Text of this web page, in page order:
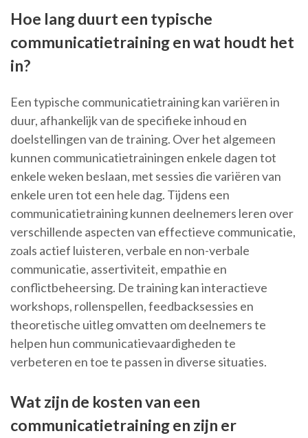
Hoe lang duurt een typische
communicatietraining en wat houdt het
in?
Een typische communicatietraining kan variëren in
duur, afhankelijk van de specifieke inhoud en
doelstellingen van de training. Over het algemeen
kunnen communicatietrainingen enkele dagen tot
enkele weken beslaan, met sessies die variëren van
enkele uren tot een hele dag. Tijdens een
communicatietraining kunnen deelnemers leren over
verschillende aspecten van effectieve communicatie,
zoals actief luisteren, verbale en non-verbale
communicatie, assertiviteit, empathie en
conflictbeheersing. De training kan interactieve
workshops, rollenspellen, feedbacksessies en
theoretische uitleg omvatten om deelnemers te
helpen hun communicatievaardigheden te
verbeteren en toe te passen in diverse situaties.
Wat zijn de kosten van een
communicatietraining en zijn er